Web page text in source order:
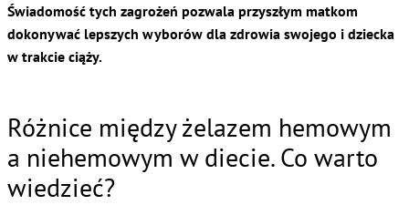
Świadomość tych zagrożeń pozwala przyszłym matkom
dokonywać lepszych wyborów dla zdrowia swojego i dziecka
w trakcie ciąży.
Różnice między żelazem hemowym
a niehemowym w diecie. Co warto
wiedzieć?